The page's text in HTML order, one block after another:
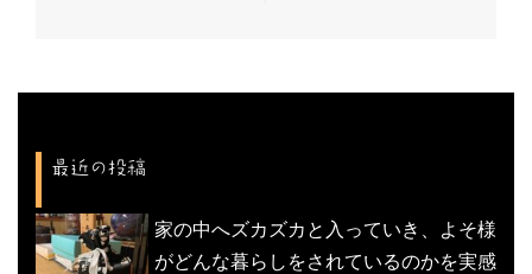
ョ
最近の投稿
家の中へズカズカと入っていき、よそ様
がどんな暮らしをされているのかを実感